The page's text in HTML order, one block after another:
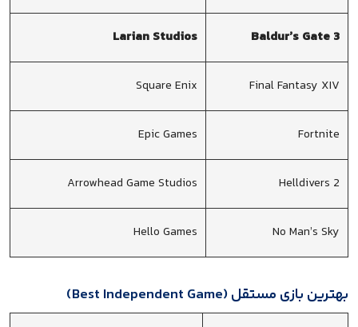
Baldur’s Gate 3
Larian Studios
Final Fantasy XIV
Square Enix
Fortnite
Epic Games
Helldivers 2
Arrowhead Game Studios
No Man’s Sky
Hello Games
بهترین بازی مستقل (Best Independent Game)